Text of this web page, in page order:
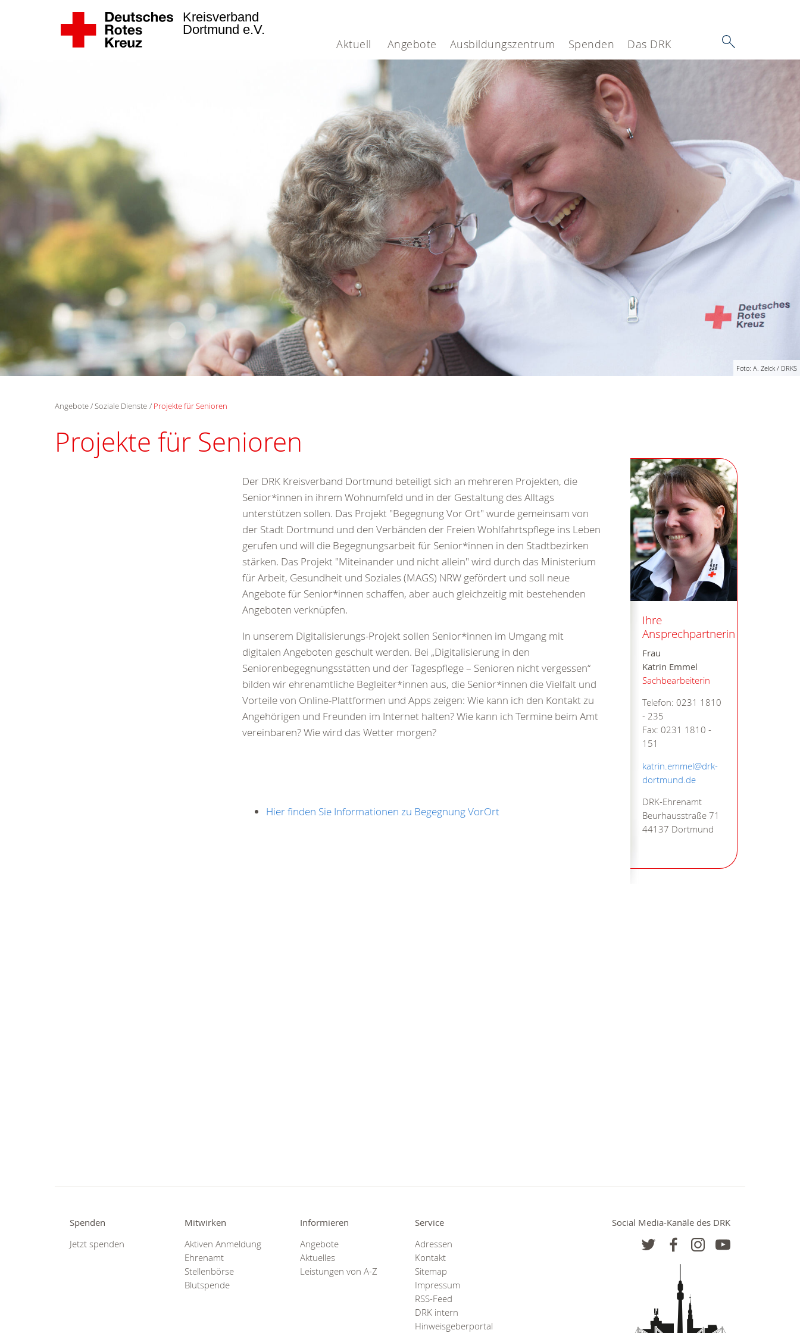
Aktuell Angebote Ausbildungszentrum Spenden Das DRK
Kreisverband
Dortmund e.V.
Foto: A. Zelck / DRKS
Angebote Soziale Dienste Projekte für Senioren
Projekte für Senioren
Ihre
Ansprechpartnerin
Frau
Katrin Emmel
Sachbearbeiterin
Telefon: 0231 1810
- 235
Fax: 0231 1810 -
151
katrin.emmel@drk-
dortmund.de
DRK-Ehrenamt
Beurhausstraße 71
44137 Dortmund
Der DRK Kreisverband Dortmund beteiligt sich an mehreren Projekten, die
Senior*innen in ihrem Wohnumfeld und in der Gestaltung des Alltags
unterstützen sollen. Das Projekt "Begegnung Vor Ort" wurde gemeinsam von
der Stadt Dortmund und den Verbänden der Freien Wohlfahrtspflege ins Leben
gerufen und will die Begegnungsarbeit für Senior*innen in den Stadtbezirken
stärken. Das Projekt "Miteinander und nicht allein" wird durch das Ministerium
für Arbeit, Gesundheit und Soziales (MAGS) NRW gefördert und soll neue
Angebote für Senior*innen schaffen, aber auch gleichzeitig mit bestehenden
Angeboten verknüpfen.
In unserem Digitalisierungs-Projekt sollen Senior*innen im Umgang mit
digitalen Angeboten geschult werden. Bei „Digitalisierung in den
Seniorenbegegnungsstätten und der Tagespflege – Senioren nicht vergessen“
bilden wir ehrenamtliche Begleiter*innen aus, die Senior*innen die Vielfalt und
Vorteile von Online-Plattformen und Apps zeigen: Wie kann ich den Kontakt zu
Angehörigen und Freunden im Internet halten? Wie kann ich Termine beim Amt
vereinbaren? Wie wird das Wetter morgen?
Hier finden Sie Informationen zu Begegnung VorOrt
Spenden
Jetzt spenden
Mitwirken
Aktiven Anmeldung
Ehrenamt
Stellenbörse
Blutspende
Informieren
Angebote
Aktuelles
Leistungen von A-Z
Service
Adressen
Kontakt
Sitemap
Impressum
RSS-Feed
DRK intern
Hinweisgeberportal
Social Media-Kanäle des DRK